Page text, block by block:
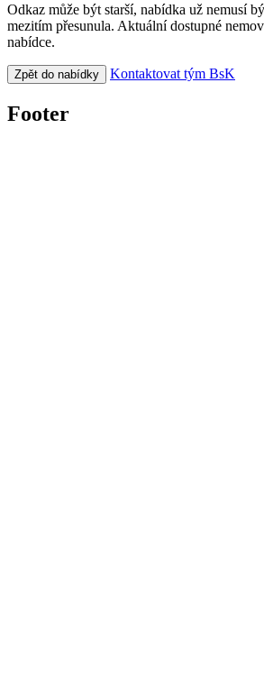
Odkaz může být starší, nabídka už nemusí
mezitím přesunula. Aktuální dostupné
nabídce.
Zpět do nabídky Kontaktovat tým BsK
Footer